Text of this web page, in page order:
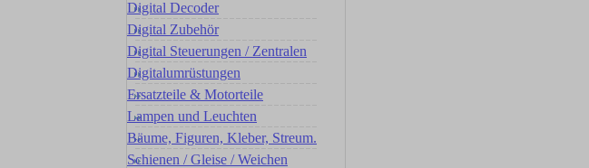
Digital Decoder
Digital Zubehör
Digital Steuerungen / Zentralen
Digitalumrüstungen
Ersatzteile & Motorteile
Lampen und Leuchten
Bäume, Figuren, Kleber, Streum.
Schienen / Gleise / Weichen